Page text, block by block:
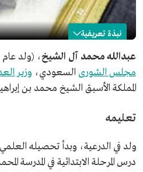
نبذة تعريفية
عبدالله آل الشيخ
الاسم
عبدالله بن محمد بن
تاريخ الميلاد
1368هـ/1948م.
منصبه الحالي
مناصب سابقة
وزير العدل الأسبق.
عبدالله محمد آل الشيخ، (ولد عام 1368هـ/1948م)، رئيس
مجلس الشورى السعودي، وزير
المملكة الأسبق الشيخ محمد بن
تعليمه
ولد في الدرعية، وبدأ تحصيله
درس المرحلة الابتدائية في المدرسة